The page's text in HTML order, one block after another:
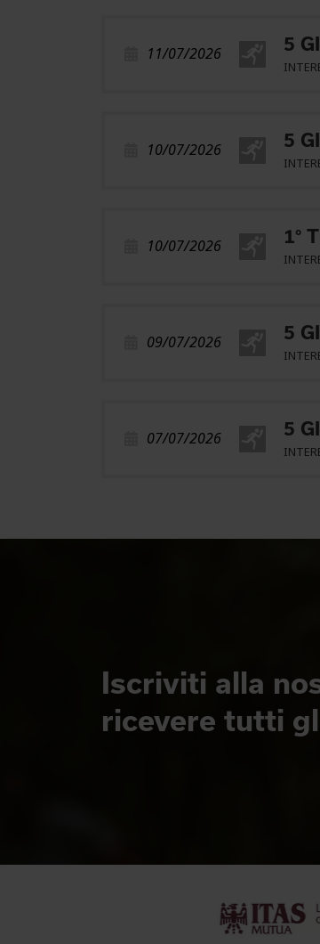
11/07/2026 5
10/07/2026 5
10/07/2026 1°
09/07/2026 5
07/07/2026 5
Iscriviti alla
ricevere tutti